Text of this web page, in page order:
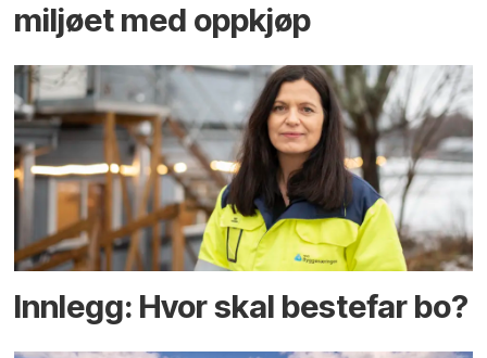
miljøet med oppkjøp
Innlegg: Hvor skal bestefar bo?